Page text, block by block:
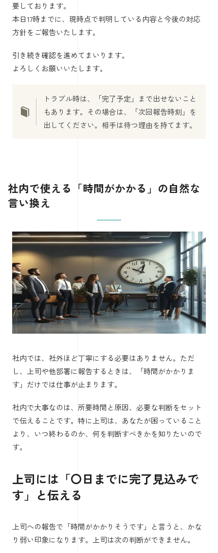
要しております。
本日17時までに、現時点で判明している内容と今後の対応
方針をご報告いたします。
引き続き確認を進めてまいります。
よろしくお願いいたします。
トラブル時は、「完了予定」まで出せないこと
もあります。その場合は、「次回報告時刻」を
出してください。相手は待つ理由を持てます。
社内で使える「時間がかかる」の自然な
言い換え
社内では、社外ほど丁寧にする必要はありません。ただ
し、上司や他部署に報告するときは、「時間がかかりま
す」だけでは仕事が止まります。
社内で大事なのは、所要時間と原因、必要な判断をセット
で伝えることです。特に上司は、あなたが困っていること
より、いつ終わるのか、何を判断すべきかを知りたいので
す。
上司には「〇日までに完了見込みで
す」と伝える
上司への報告で「時間がかかりそうです」と言うと、かな
り弱い印象になります。上司は次の判断ができません。